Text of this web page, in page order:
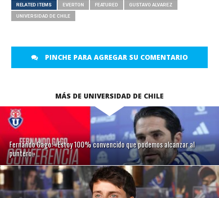
RELATED ITEMS EVERTON FEATURED GUSTAVO ALVAREZ
UNIVERSIDAD DE CHILE
PINCHE PARA AGREGAR SU COMENTARIO
MÁS DE UNIVERSIDAD DE CHILE
Fernando Gago: «Estoy 100% convencido que podemos alcanzar al
puntero»